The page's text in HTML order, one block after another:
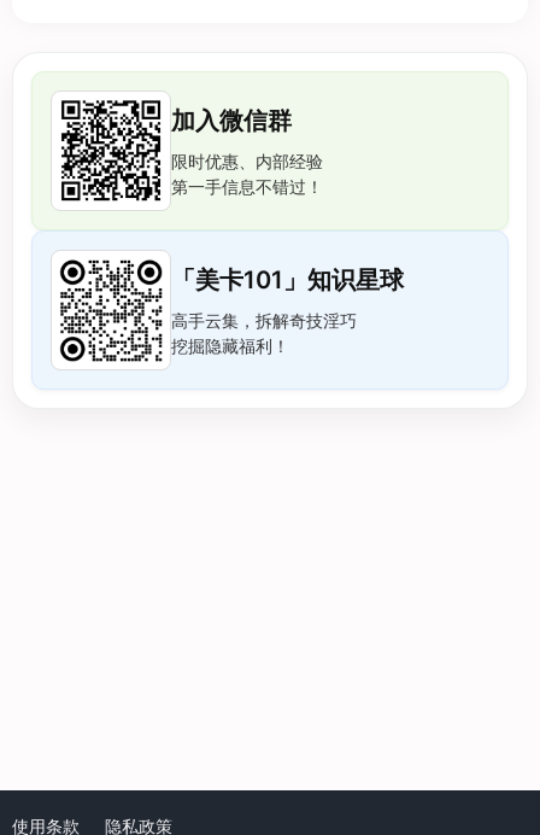
加入微信群
限时优惠、内部经验
第一手信息不错过！
「美卡101」知识星球
高手云集，拆解奇技淫巧
挖掘隐藏福利！
使用条款 隐私政策